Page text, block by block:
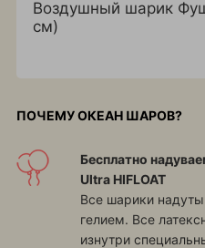
Воздушный шарик
см)
ПОЧЕМУ ОКЕАН ШАРОВ?
Бесплатно
Ultra HIFLOAT
Все шарики
гелием. Все
изнутри